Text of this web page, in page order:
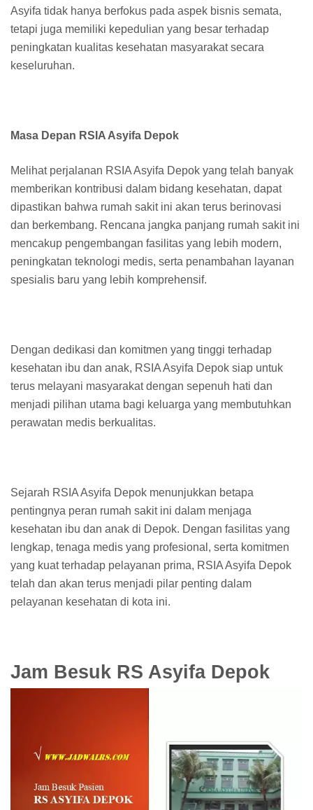
Asyifa tidak hanya berfokus pada aspek bisnis semata,
tetapi juga memiliki kepedulian yang besar terhadap
peningkatan kualitas kesehatan masyarakat secara
keseluruhan.
Masa Depan RSIA Asyifa Depok
Melihat perjalanan RSIA Asyifa Depok yang telah banyak
memberikan kontribusi dalam bidang kesehatan, dapat
dipastikan bahwa rumah sakit ini akan terus berinovasi
dan berkembang. Rencana jangka panjang rumah sakit ini
mencakup pengembangan fasilitas yang lebih modern,
peningkatan teknologi medis, serta penambahan layanan
spesialis baru yang lebih komprehensif.
Dengan dedikasi dan komitmen yang tinggi terhadap
kesehatan ibu dan anak, RSIA Asyifa Depok siap untuk
terus melayani masyarakat dengan sepenuh hati dan
menjadi pilihan utama bagi keluarga yang membutuhkan
perawatan medis berkualitas.
Sejarah RSIA Asyifa Depok menunjukkan betapa
pentingnya peran rumah sakit ini dalam menjaga
kesehatan ibu dan anak di Depok. Dengan fasilitas yang
lengkap, tenaga medis yang profesional, serta komitmen
yang kuat terhadap pelayanan prima, RSIA Asyifa Depok
telah dan akan terus menjadi pilar penting dalam
pelayanan kesehatan di kota ini.
Jam Besuk RS Asyifa Depok